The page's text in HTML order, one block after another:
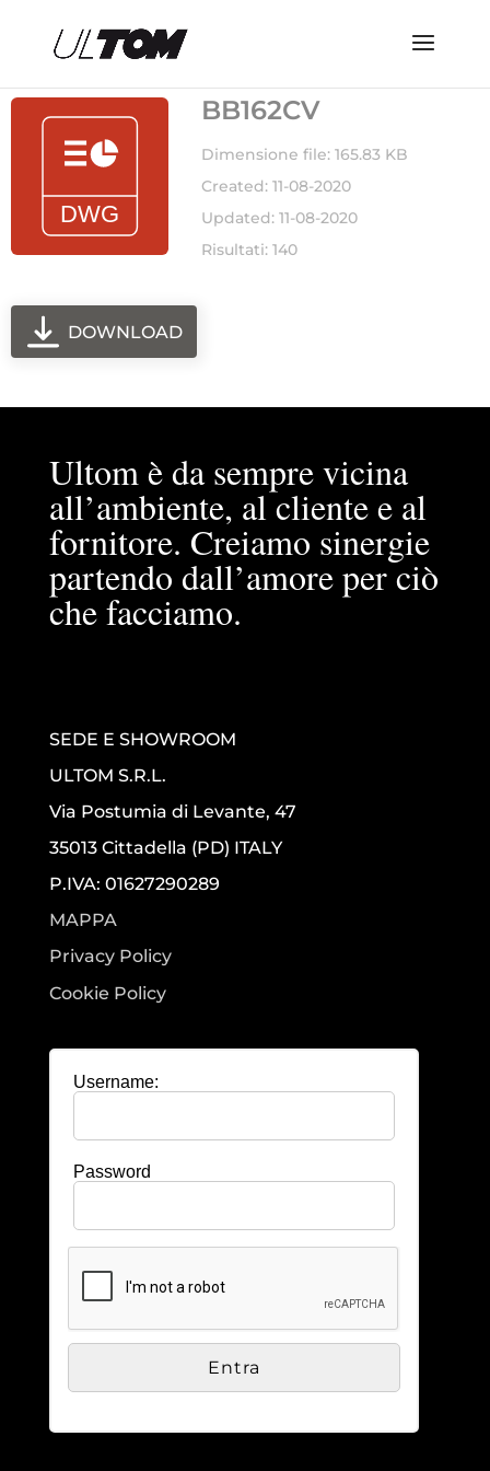
BB162CV
Dimensione file: 165.83 KB
Created: 11-08-2020
Updated: 11-08-2020
Risultati: 140
DOWNLOAD
Ultom è da sempre vicina
all’ambiente, al cliente e al
fornitore. Creiamo sinergie
partendo dall’amore per ciò
che facciamo.
SEDE E SHOWROOM
ULTOM S.R.L.
Via Postumia di Levante, 47
35013 Cittadella (PD) ITALY
P.IVA: 01627290289
MAPPA
Privacy Policy
Cookie Policy
Username:
Password